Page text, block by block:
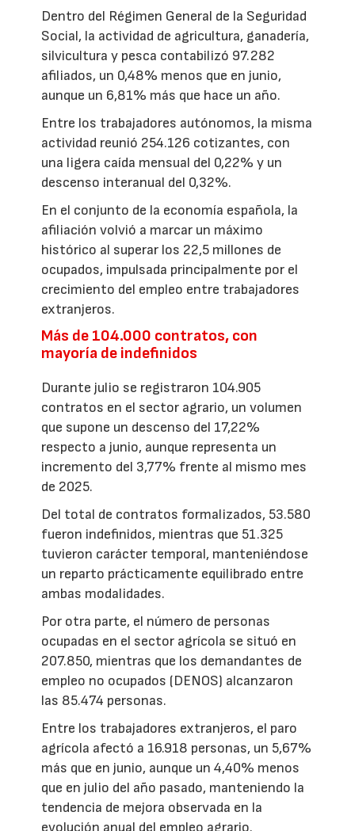
Dentro del Régimen General de la Seguridad
Social, la actividad de agricultura, ganadería,
silvicultura y pesca contabilizó 97.282
afiliados, un 0,48% menos que en junio,
aunque un 6,81% más que hace un año.
Entre los trabajadores autónomos, la misma
actividad reunió 254.126 cotizantes, con
una ligera caída mensual del 0,22% y un
descenso interanual del 0,32%.
En el conjunto de la economía española, la
afiliación volvió a marcar un máximo
histórico al superar los 22,5 millones de
ocupados, impulsada principalmente por el
crecimiento del empleo entre trabajadores
extranjeros.
Más de 104.000 contratos, con
mayoría de indefinidos
Durante julio se registraron 104.905
contratos en el sector agrario, un volumen
que supone un descenso del 17,22%
respecto a junio, aunque representa un
incremento del 3,77% frente al mismo mes
de 2025.
Del total de contratos formalizados, 53.580
fueron indefinidos, mientras que 51.325
tuvieron carácter temporal, manteniéndose
un reparto prácticamente equilibrado entre
ambas modalidades.
Por otra parte, el número de personas
ocupadas en el sector agrícola se situó en
207.850, mientras que los demandantes de
empleo no ocupados (DENOS) alcanzaron
las 85.474 personas.
Entre los trabajadores extranjeros, el paro
agrícola afectó a 16.918 personas, un 5,67%
más que en junio, aunque un 4,40% menos
que en julio del año pasado, manteniendo la
tendencia de mejora observada en la
evolución anual del empleo agrario.